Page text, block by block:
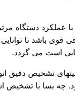
عملکرد دستگاه
قوی باشد تا
است می گردد.
تشخیص
چه بسا با تشخیص